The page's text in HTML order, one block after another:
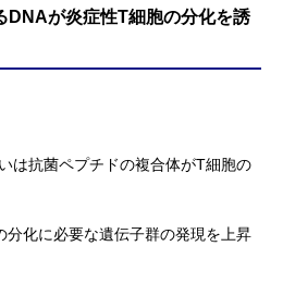
DNAが炎症性T細胞の分化を誘
は抗菌ペプチドの複合体がT細胞の
分化に必要な遺伝子群の発現を上昇